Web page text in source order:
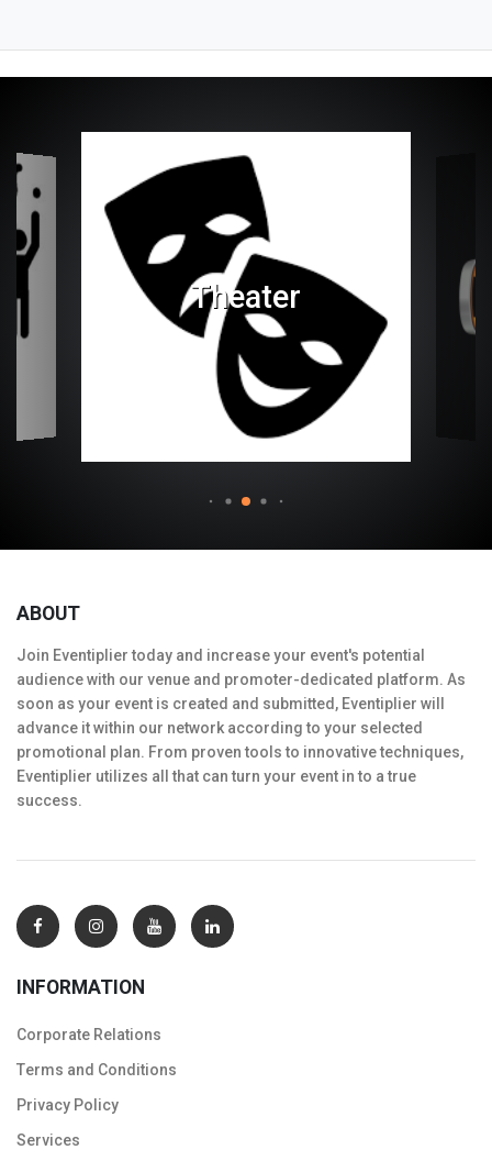
Theater
ABOUT
Join Eventiplier today and increase your event's potential
audience with our venue and promoter-dedicated platform. As
soon as your event is created and submitted, Eventiplier will
advance it within our network according to your selected
promotional plan. From proven tools to innovative techniques,
Eventiplier utilizes all that can turn your event in to a true
success.
INFORMATION
Corporate Relations
Тerms and Conditions
Privacy Policy
Services